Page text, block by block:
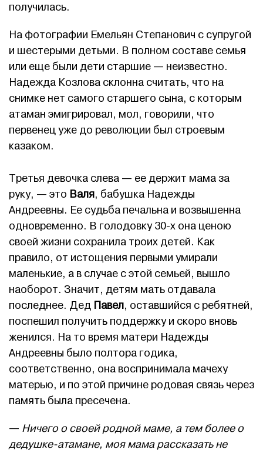
получилась.
На фотографии Емельян Степанович с супругой
и шестерыми детьми. В полном составе семья
или еще были дети старшие — неизвестно.
Надежда Козлова склонна считать, что на
снимке нет самого старшего сына, с которым
атаман эмигрировал, мол, говорили, что
первенец уже до революции был строевым
казаком.
Третья девочка слева — ее держит мама за
руку, — это Валя, бабушка Надежды
Андреевны. Ее судьба печальна и возвышенна
одновременно. В голодовку 30-х она ценою
своей жизни сохранила троих детей. Как
правило, от истощения первыми умирали
маленькие, а в случае с этой семьей, вышло
наоборот. Значит, детям мать отдавала
последнее. Дед Павел, оставшийся с ребятней,
поспешил получить поддержку и скоро вновь
женился. На то время матери Надежды
Андреевны было полтора годика,
соответственно, она воспринимала мачеху
матерью, и по этой причине родовая связь через
память была пресечена.
— Ничего о своей родной маме, а тем более о
дедушке-атамане, моя мама рассказать не